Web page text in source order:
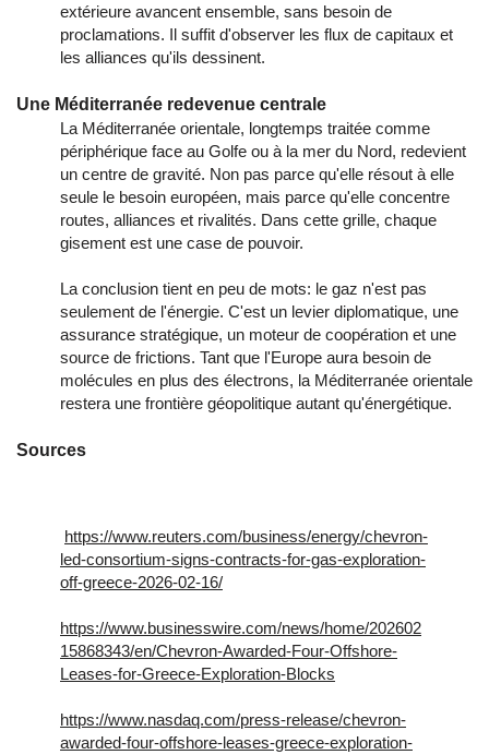
extérieure avancent ensemble, sans besoin de
proclamations. Il suffit d'observer les flux de capitaux et
les alliances qu'ils dessinent.
Une Méditerranée redevenue centrale
La Méditerranée orientale, longtemps traitée comme
périphérique face au Golfe ou à la mer du Nord, redevient
un centre de gravité. Non pas parce qu'elle résout à elle
seule le besoin européen, mais parce qu'elle concentre
routes, alliances et rivalités. Dans cette grille, chaque
gisement est une case de pouvoir.
La conclusion tient en peu de mots: le gaz n'est pas
seulement de l'énergie. C'est un levier diplomatique, une
assurance stratégique, un moteur de coopération et une
source de frictions. Tant que l'Europe aura besoin de
molécules en plus des électrons, la Méditerranée orientale
restera une frontière géopolitique autant qu'énergétique.
Sources
https://www.reuters.com/business/energy/chevron-
led-consortium-signs-contracts-for-gas-exploration-
off-greece-2026-02-16/
https://www.businesswire.com/news/home/202602
15868343/en/Chevron-Awarded-Four-Offshore-
Leases-for-Greece-Exploration-Blocks
https://www.nasdaq.com/press-release/chevron-
awarded-four-offshore-leases-greece-exploration-